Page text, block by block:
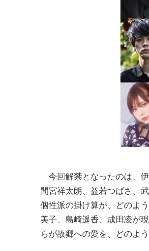
今回解禁となったのは、伊
間宮祥太朗、益若つばさ、
個性派の掛け算が、どのよ
美子、島崎遥香、成田凌が
らが故郷への愛を、どのよ